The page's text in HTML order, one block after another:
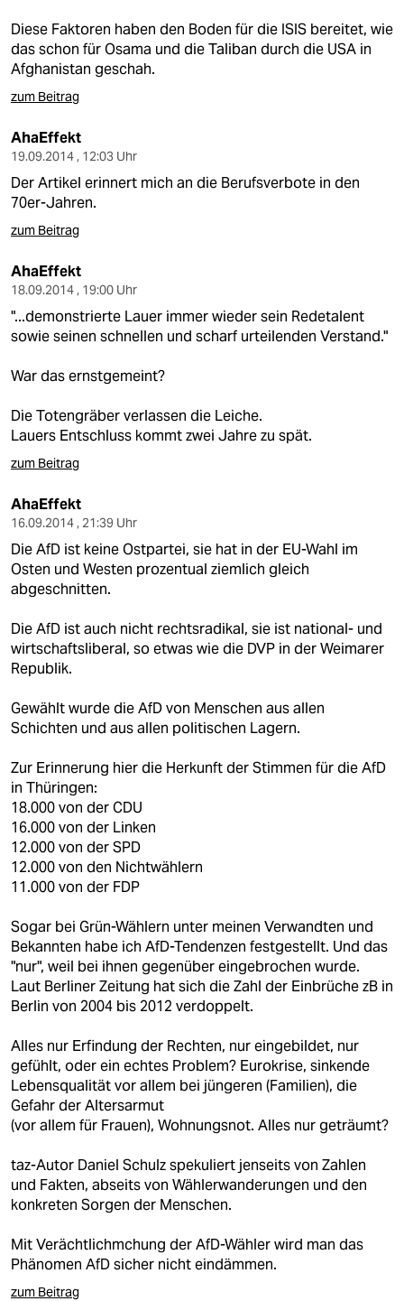
abo
genossenschaft
Diese Faktoren haben den Boden für die ISIS bereitet, wie
das schon für Osama und die Taliban durch die USA in
Afghanistan geschah.
zum Beitrag
AhaEffekt
19.09.2014 , 12:03 Uhr
Der Artikel erinnert mich an die Berufsverbote in den
70er-Jahren.
zum Beitrag
AhaEffekt
18.09.2014 , 19:00 Uhr
"...demonstrierte Lauer immer wieder sein Redetalent
sowie seinen schnellen und scharf urteilenden Verstand."
War das ernstgemeint?
Die Totengräber verlassen die Leiche.
Lauers Entschluss kommt zwei Jahre zu spät.
zum Beitrag
AhaEffekt
16.09.2014 , 21:39 Uhr
Die AfD ist keine Ostpartei, sie hat in der EU-Wahl im
Osten und Westen prozentual ziemlich gleich
abgeschnitten.
Die AfD ist auch nicht rechtsradikal, sie ist national- und
wirtschaftsliberal, so etwas wie die DVP in der Weimarer
Republik.
Gewählt wurde die AfD von Menschen aus allen
Schichten und aus allen politischen Lagern.
Zur Erinnerung hier die Herkunft der Stimmen für die AfD
in Thüringen:
18.000 von der CDU
16.000 von der Linken
12.000 von der SPD
12.000 von den Nichtwählern
11.000 von der FDP
Sogar bei Grün-Wählern unter meinen Verwandten und
Bekannten habe ich AfD-Tendenzen festgestellt. Und das
"nur", weil bei ihnen gegenüber eingebrochen wurde.
Laut Berliner Zeitung hat sich die Zahl der Einbrüche zB in
Berlin von 2004 bis 2012 verdoppelt.
Alles nur Erfindung der Rechten, nur eingebildet, nur
gefühlt, oder ein echtes Problem? Eurokrise, sinkende
Lebensqualität vor allem bei jüngeren (Familien), die
Gefahr der Altersarmut
(vor allem für Frauen), Wohnungsnot. Alles nur geträumt?
taz-Autor Daniel Schulz spekuliert jenseits von Zahlen
und Fakten, abseits von Wählerwanderungen und den
konkreten Sorgen der Menschen.
Mit Verächtlichmchung der AfD-Wähler wird man das
Phänomen AfD sicher nicht eindämmen.
zum Beitrag